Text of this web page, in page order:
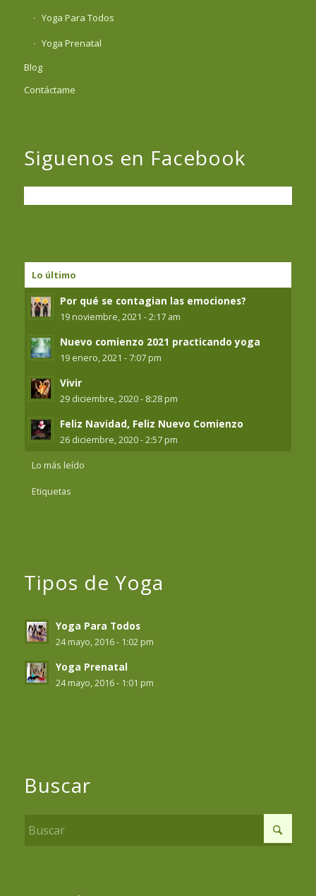
Yoga Para Todos
Yoga Prenatal
Blog
Contáctame
Siguenos en Facebook
Lo último
Por qué se contagian las emociones?
19 noviembre, 2021 - 2:17 am
Nuevo comienzo 2021 practicando yoga
19 enero, 2021 - 7:07 pm
Vivir
29 diciembre, 2020 - 8:28 pm
Feliz Navidad, Feliz Nuevo Comienzo
26 diciembre, 2020 - 2:57 pm
Lo más leído
Etiquetas
Tipos de Yoga
Yoga Para Todos
24 mayo, 2016 - 1:02 pm
Yoga Prenatal
24 mayo, 2016 - 1:01 pm
Buscar